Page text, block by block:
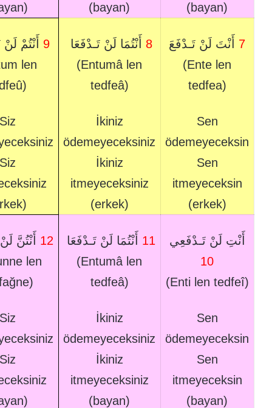
(bayan)
(bayan)
أَنْتُمْ لَنْ 9
len
أَنْتُمَا لَنْ تَـدْفَعَا 8
(Entumâ len
tedfeâ)
İkiniz
ödemeyeceksiniz
İkiniz
itmeyeceksiniz
(erkek)
أَنْتَ لَنْ تَـدْفَعَ 7
(Ente len
tedfea)
Sen
ödemeyeceksin
Sen
itmeyeceksin
(erkek)
أَنْتُنَّ 12
len
أَنْتُمَا لَنْ تَـدْفَعَا 11
(Entumâ len
tedfeâ)
İkiniz
ödemeyeceksiniz
İkiniz
itmeyeceksiniz
(bayan)
أَنْتِ لَنْ تَـدْفَعِي
10
(Enti len tedfeî)
Sen
ödemeyeceksin
Sen
itmeyeceksin
(bayan)